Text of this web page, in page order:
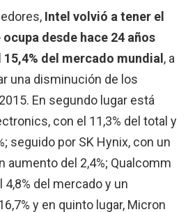
Intel volvió a tener el
desde hace 24 años
del mercado mundial, a
una disminución de los
En segundo lugar está
con el 11,3% del total y
seguido por SK Hynix, con un
aumento del 2,4%; Qualcomm
del mercado y un
y en quinto lugar, Micron